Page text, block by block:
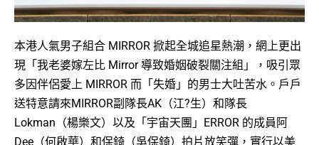
本港人氣男子組合 MIRROR 掀起全城追星熱潮，網上更出
現「我老婆嫁左比 Mirror 導致婚姻破裂關注組」，吸引眾
多因伴侶愛上 MIRROR 而「失婚」的男士大吐苦水。戶戶
送特意請來MIRROR副隊長AK（江?生）和隊長
Lokman（楊樂文）以及「宇宙天團」ERROR 的成員阿
Dee（何啟華）和保錡（吳保錡）拍片放笑彈，實行以美